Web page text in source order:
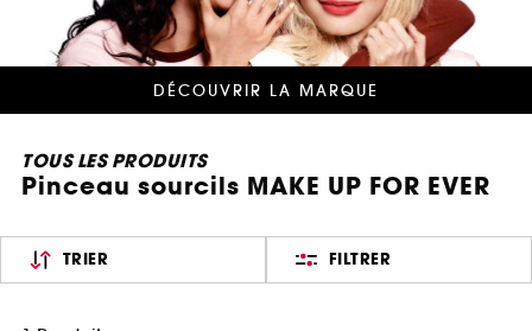
DÉCOUVRIR LA MARQUE
TOUS LES PRODUITS
Pinceau sourcils MAKE UP FOR EVER
TRIER FILTRER